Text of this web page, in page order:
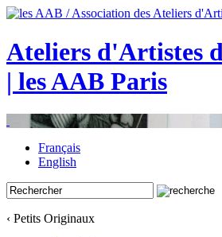
Ateliers d'Artistes
| les AAB Paris
Français
English
‹ Petits Originaux